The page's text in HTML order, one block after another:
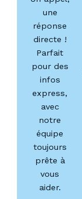
une
réponse
directe !
Parfait
pour des
infos
express,
avec
notre
équipe
toujours
prête à
vous
aider.